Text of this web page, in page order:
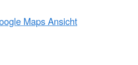
Maps Ansicht